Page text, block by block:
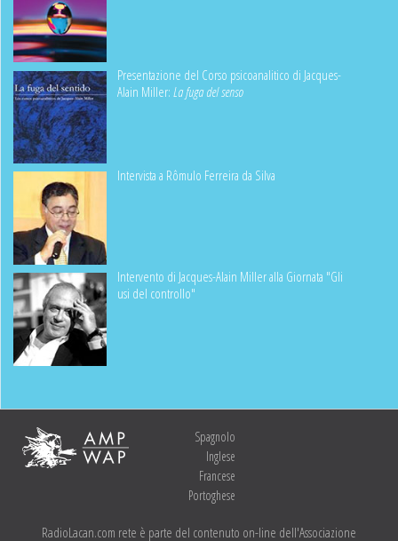
Presentazione del Corso psicoanalitico di Jacques-
Alain Miller:La fuga del senso
Intervista a Rômulo Ferreira da Silva
Intervento di Jacques-Alain Miller alla Giornata "Gli
usi del controllo"
Spagnolo
Inglese
Francese
Portoghese
RadioLacan.com rete è parte del contenuto on-line dell'Associazione